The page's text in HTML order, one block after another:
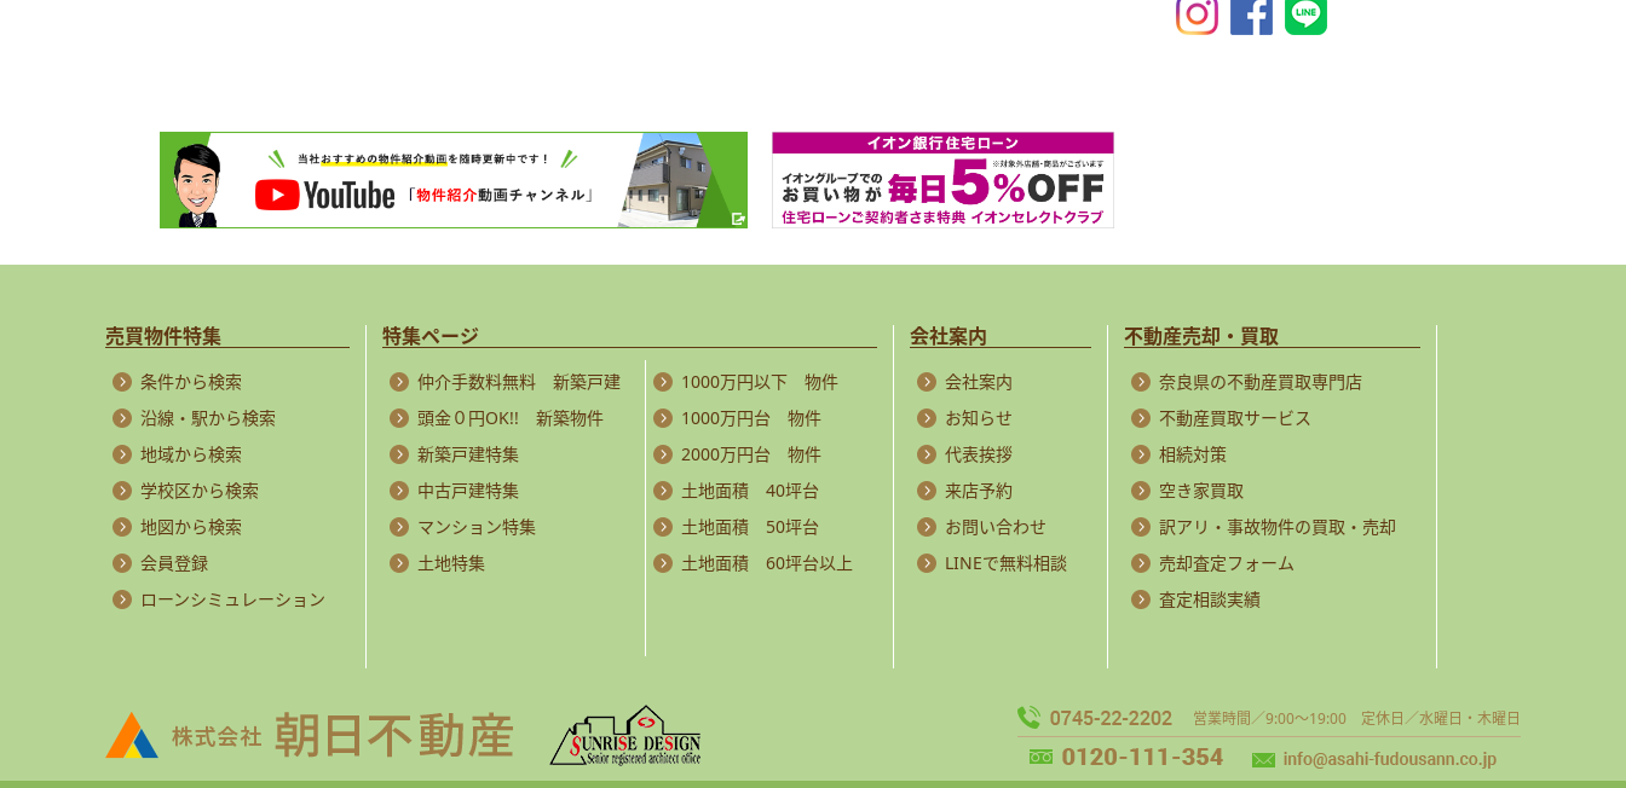
売買物件特集
条件から検索
沿線・駅から検索
地域から検索
学校区から検索
地図から検索
会員登録
ローンシミュレーション
特集ページ
仲介手数料無料 新築戸建
頭金０円OK!! 新築物件
新築戸建特集
中古戸建特集
マンション特集
土地特集
1000万円以下 物件
1000万円台 物件
2000万円台 物件
土地面積 40坪台
土地面積 50坪台
土地面積 60坪台以上
会社案内
会社案内
お知らせ
代表挨拶
来店予約
お問い合わせ
LINEで無料相談
不動産売却・買取
奈良県の不動産買取専門店
不動産買取サービス
相続対策
空き家買取
訳アリ・事故物件の買取・売却
売却査定フォーム
査定相談実績
営業時間／9:00～19:00 定休日／水曜日・木曜日